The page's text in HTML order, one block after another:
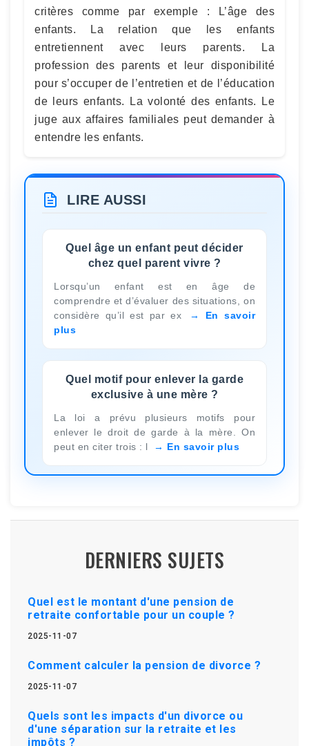
critères comme par exemple : L’âge des
enfants. La relation que les enfants
entretiennent avec leurs parents. La
profession des parents et leur disponibilité
pour s’occuper de l’entretien et de l’éducation
de leurs enfants. La volonté des enfants. Le
juge aux affaires familiales peut demander à
entendre les enfants.
LIRE AUSSI
Quel âge un enfant peut décider
chez quel parent vivre ?
Lorsqu’un enfant est en âge de
comprendre et d’évaluer des situations, on
considère qu’il est par ex
En savoir
plus
Quel motif pour enlever la garde
exclusive à une mère ?
La loi a prévu plusieurs motifs pour
enlever le droit de garde à la mère. On
peut en citer trois : l
En savoir plus
DERNIERS SUJETS
Quel est le montant d'une pension de
retraite confortable pour un couple ?
2025-11-07
Comment calculer la pension de divorce ?
2025-11-07
Quels sont les impacts d'un divorce ou
d'une séparation sur la retraite et les
impôts ?